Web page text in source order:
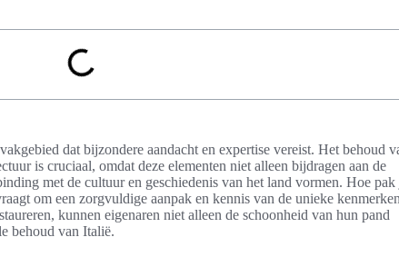
dat bijzondere aandacht en expertise vereist. Het behoud
is cruciaal, omdat deze elementen niet alleen bijdragen aan de
met de cultuur en geschiedenis van het land vormen. Hoe pak
om een zorgvuldige aanpak en kennis van de unieke
kunnen eigenaren niet alleen de schoonheid van hun pand
behoud van Italië.